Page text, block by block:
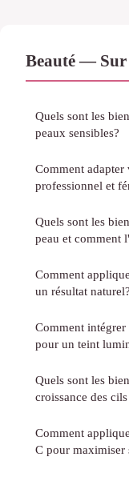
Beauté — Sur
Quels sont les
peaux sensibles?
Comment
professionnel et
Quels sont les
peau et comment
Comment
un résultat naturel?
Comment
pour un teint
Quels sont les
croissance des
Comment
C pour maximiser